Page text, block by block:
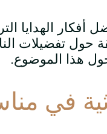
الهدايا
حول تفضيلات
هذا الموضوع.
في